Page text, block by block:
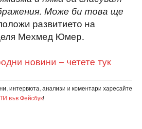
Може би това ще
развитието на
Мехмед Юмер.
новини – четете тук
интервюта, анализи и коментари харесайте
във Фейсбук!